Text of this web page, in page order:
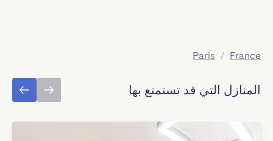
France
/
Paris
المنازل التي قد تستمتع بها